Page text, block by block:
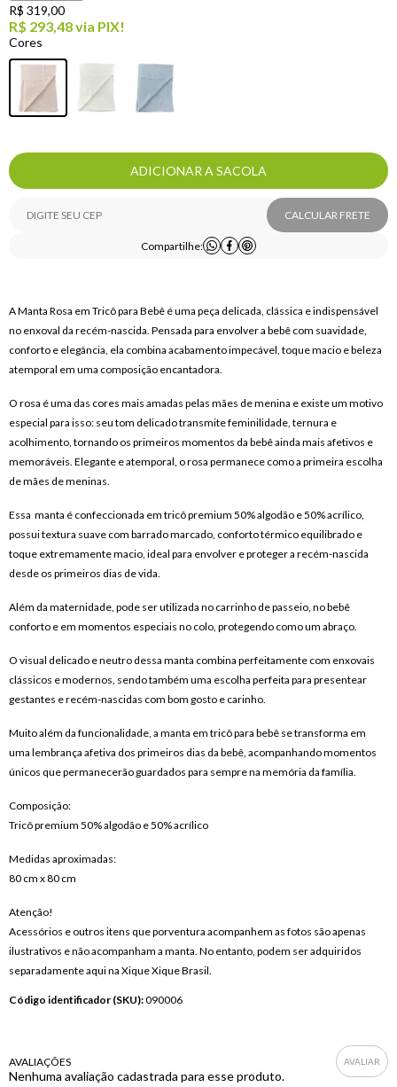
R$ 293,48via PIX!
R$ 319,00
ADICIONAR A SACOLA
CALCULAR FRETE
Compartilhe:
Código identificador (SKU):090006
A Manta Rosa em Tricô para Bebê é uma peça delicada, clássica e indispensável
no enxoval da recém-nascida. Pensada para envolver a bebê com suavidade,
conforto e elegância, ela combina acabamento impecável, toque macio e beleza
atemporal em uma composição encantadora.
O rosa é uma das cores mais amadas pelas mães de menina e existe um motivo
especial para isso: seu tom delicado transmite feminilidade, ternura e
acolhimento, tornando os primeiros momentos da bebê ainda mais afetivos e
memoráveis. Elegante e atemporal, o rosa permanece como a primeira escolha
de mães de meninas.
Essa  manta é confeccionada em tricô premium 50% algodão e 50% acrílico,
possui textura suave com barrado marcado, conforto térmico equilibrado e
toque extremamente macio, ideal para envolver e proteger a recém-nascida
desde os primeiros dias de vida.
Além da maternidade, pode ser utilizada no carrinho de passeio, no bebê
conforto e em momentos especiais no colo, protegendo como um abraço.
O visual delicado e neutro dessa manta combina perfeitamente com enxovais
clássicos e modernos, sendo também uma escolha perfeita para presentear
gestantes e recém-nascidas com bom gosto e carinho.
Muito além da funcionalidade, a manta em tricô para bebê se transforma em
uma lembrança afetiva dos primeiros dias da bebê, acompanhando momentos
únicos que permanecerão guardados para sempre na memória da família.
Composição:
Tricô premium 50% algodão e 50% acrílico
Medidas aproximadas:
80 cm x 80 cm
Atenção!
Acessórios e outros itens que porventura acompanhem as fotos são apenas
ilustrativos e não acompanham a manta. No entanto, podem ser adquiridos
separadamente aqui na Xique Xique Brasil.
AVALIAÇÕES
Nenhuma avaliação cadastrada para esse produto.